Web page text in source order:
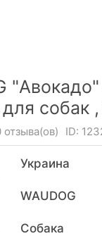
собак ,
отзыва(ов) ID:
Украина
WAUDOG
Собака